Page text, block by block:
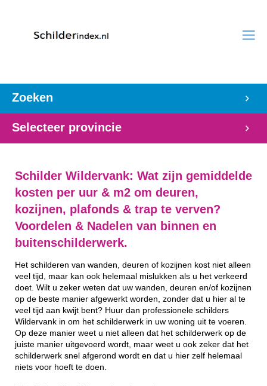
Zoeken
Selecteer provincie
Schilder Wildervank: Wat zijn gemiddelde
kosten per uur & m2 om deuren,
kozijnen, plafonds & trap te verven?
Voordelen & Nadelen van binnen en
buitenschilderwerk.
Het schilderen van wanden, deuren of kozijnen kost niet alleen
veel tijd, maar kan ook helemaal mislukken als u het verkeerd
doet. Wilt u zeker weten dat uw wanden, deuren en/of kozijnen
op de beste manier afgewerkt worden, zonder dat u hier al te
veel tijd aan kwijt bent? Huur dan professionele schilders
Wildervank in om het schilderwerk in uw woning uit te voeren.
Op deze manier weet u niet alleen dat het schilderwerk op de
juiste manier uitgevoerd wordt, maar weet u ook zeker dat het
schilderwerk snel afgerond wordt en dat u hier zelf helemaal
niets voor hoeft te doen.